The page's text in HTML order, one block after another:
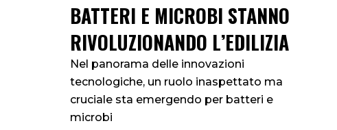
BATTERI E MICROBI STANNO
RIVOLUZIONANDO L’EDILIZIA
Nel panorama delle innovazioni
tecnologiche, un ruolo inaspettato ma
cruciale sta emergendo per batteri e
microbi